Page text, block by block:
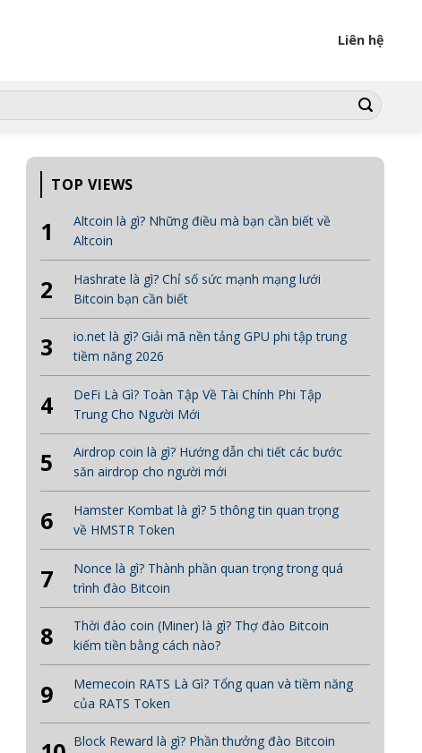
Liên hệ
TOP VIEWS
1
Altcoin là gì? Những điều mà bạn cần biết về
Altcoin
2
Hashrate là gì? Chỉ số sức mạnh mạng lưới
Bitcoin bạn cần biết
3
io.net là gì? Giải mã nền tảng GPU phi tập trung
tiềm năng 2026
4
DeFi Là Gì? Toàn Tập Về Tài Chính Phi Tập
Trung Cho Người Mới
5
Airdrop coin là gì? Hướng dẫn chi tiết các bước
săn airdrop cho người mới
6
Hamster Kombat là gì? 5 thông tin quan trọng
về HMSTR Token
7
Nonce là gì? Thành phần quan trọng trong quá
trình đào Bitcoin
8
Thời đào coin (Miner) là gì? Thợ đào Bitcoin
kiếm tiền bằng cách nào?
9
Memecoin RATS Là Gì? Tổng quan và tiềm năng
của RATS Token
Block Reward là gì? Phần thưởng đào Bitcoin